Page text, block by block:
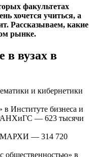
факультетах
хочется учиться, а
Рассказываем, какие
рынке.
в вузах в
и кибернетики
Институте бизнеса и
— 623 тысячи
МАРХИ — 314 720
общественностью» в